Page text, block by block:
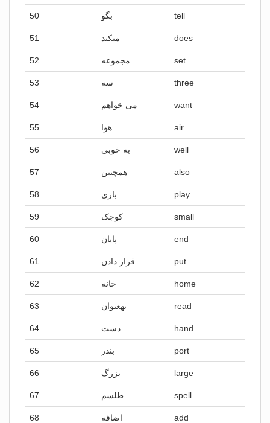
50 بگو tell
51 میکند does
52 مجموعه set
53 سه three
54 می خواهم want
55 هوا air
56 به خوبی well
57 همچنین also
58 بازی play
59 کوچک small
60 پایان end
61 قرار دادن put
62 خانه home
63 بهعنوان read
64 دست hand
65 بندر port
66 بزرگ large
67 طلسم spell
68 اضافه add